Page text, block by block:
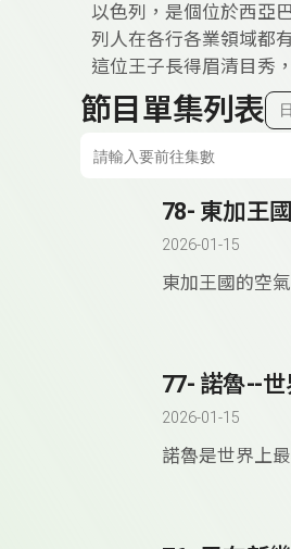
以色列，是個位於西亞
列人在各行各業領域都
這位王子長得眉清目秀
節目單集列表
78- 東加王
2026-01-15
東加王國的空
77- 諾魯--
2026-01-15
諾魯是世界上